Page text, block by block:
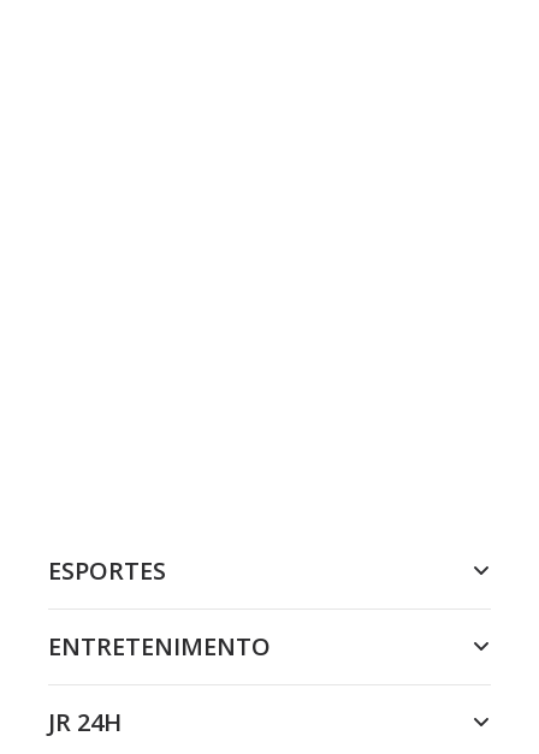
ESPORTES
ENTRETENIMENTO
JR 24H